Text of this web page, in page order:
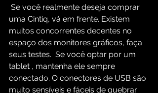
uma Cintiq, vá em frente. Existem
muitos concorrentes decentes no
espaço dos monitores gráficos, faça
seus testes.  Se você optar por um
tablet , mantenha ele sempre
conectado. O conectores de USB são
muito sensíveis e fáceis de quebrar.